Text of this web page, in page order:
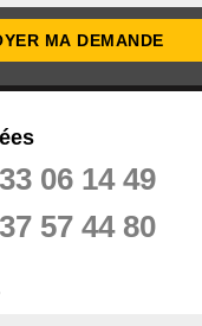
06 14 49
57 44 80